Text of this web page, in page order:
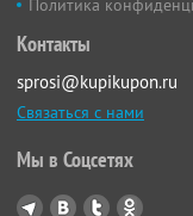
Политика
Контакты
sprosi@kupikupon.ru
Связаться с нами
Мы в Соцсетях